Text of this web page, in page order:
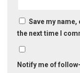
Save my
the next time I
Notify me of